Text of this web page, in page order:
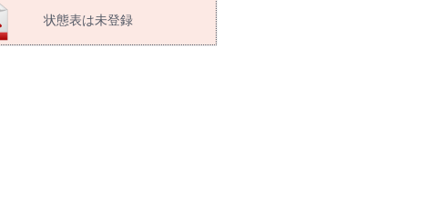
状態表は未登録